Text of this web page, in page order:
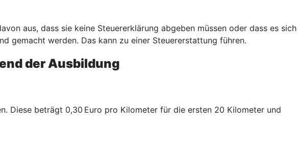
aus, dass sie keine Steuererklärung abgeben müssen oder dass es sich
gemacht werden. Das kann zu einer Steuererstattung führen.
der Ausbildung
Diese beträgt 0,30 Euro pro Kilometer für die ersten 20 Kilometer und